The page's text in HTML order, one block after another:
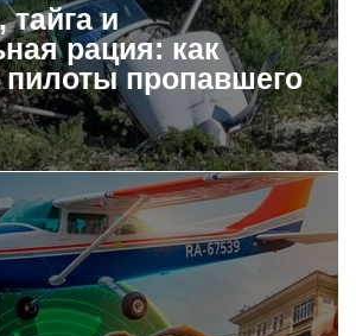
тайга и
рация: как
пилоты пропавшего